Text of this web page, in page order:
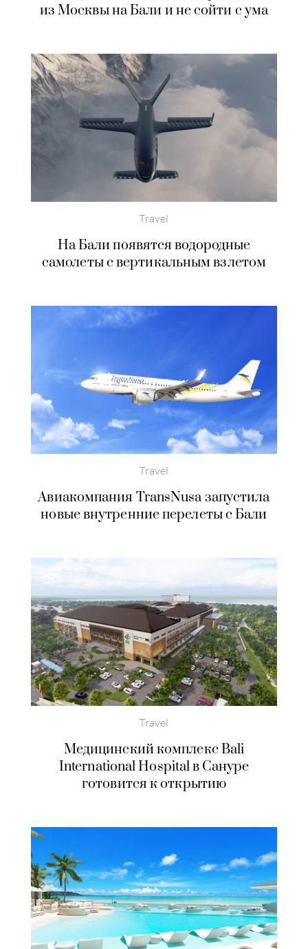
из Москвы на Бали и не сойти с ума
Travel
На Бали появятся водородные
самолеты с вертикальным взлетом
Travel
Авиакомпания TransNusa запустила
новые внутренние перелеты с Бали
Travel
Медицинский комплекс Bali
International Hospital в Сануре
готовится к открытию